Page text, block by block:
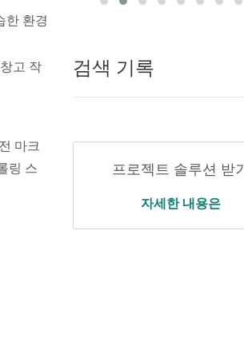
한 환경
고 작
마크
링 스
검색 기록
프로젝트 솔루션 받기
자세한 내용은